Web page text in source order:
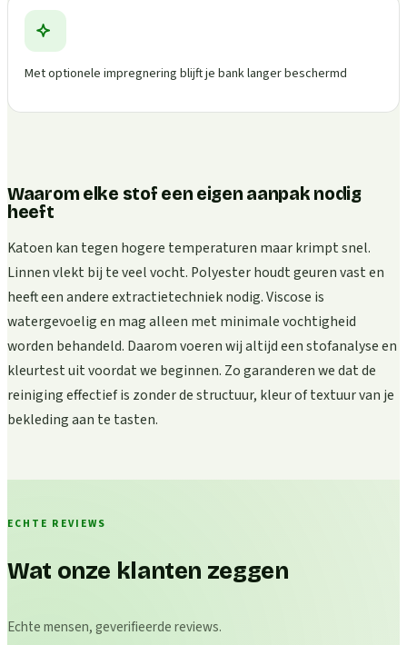
Met optionele impregnering blijft je bank langer beschermd
Waarom elke stof een eigen aanpak nodig
heeft
Katoen kan tegen hogere temperaturen maar krimpt snel.
Linnen vlekt bij te veel vocht. Polyester houdt geuren vast en
heeft een andere extractietechniek nodig. Viscose is
watergevoelig en mag alleen met minimale vochtigheid
worden behandeld. Daarom voeren wij altijd een stofanalyse en
kleurtest uit voordat we beginnen. Zo garanderen we dat de
reiniging effectief is zonder de structuur, kleur of textuur van je
bekleding aan te tasten.
ECHTE REVIEWS
Wat onze klanten zeggen
Echte mensen, geverifieerde reviews.